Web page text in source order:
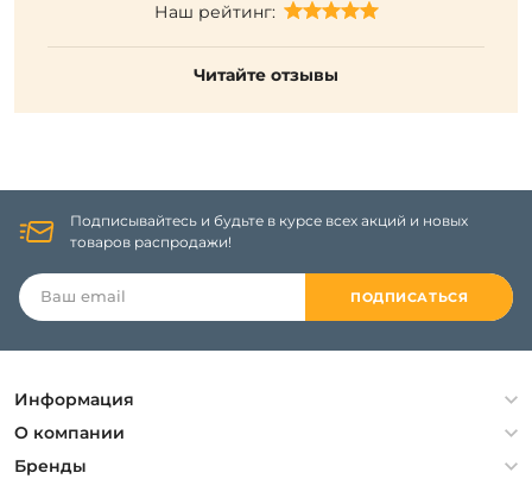
Наш рейтинг:
Читайте отзывы
Подписывайтесь и будьте в курсе всех акций и новых
товаров распродажи!
ПОДПИСАТЬСЯ
Информация
Политика конфиденциальности
Гарантия
О компании
О компании
Бренды